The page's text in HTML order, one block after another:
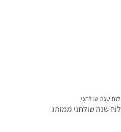
לוח שנה שולחני
לוח שנה שולחני ממותג